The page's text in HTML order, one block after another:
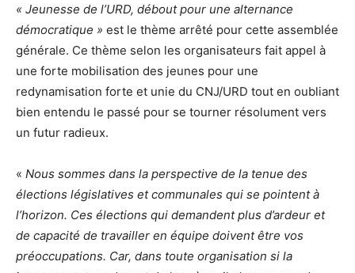
« Jeunesse de l’URD, débout pour une alternance
démocratique » est le thème arrêté pour cette assemblée
générale. Ce thème selon les organisateurs fait appel à
une forte mobilisation des jeunes pour une
redynamisation forte et unie du CNJ/URD tout en oubliant
bien entendu le passé pour se tourner résolument vers
un futur radieux.
« Nous sommes dans la perspective de la tenue des
élections législatives et communales qui se pointent à
l’horizon. Ces élections qui demandent plus d’ardeur et
de capacité de travailler en équipe doivent être vos
préoccupations. Car, dans toute organisation si la